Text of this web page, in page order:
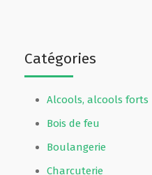
Catégories
Alcools, alcools forts
Bois de feu
Boulangerie
Charcuterie